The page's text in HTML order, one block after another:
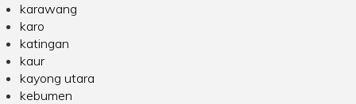
karawang
karo
katingan
kaur
kayong utara
kebumen